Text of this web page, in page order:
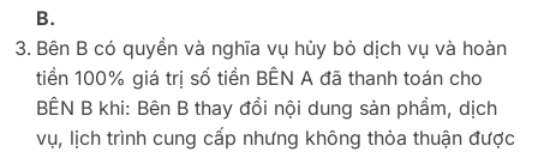
B.
Bên B có quyền và nghĩa vụ hủy bỏ dịch vụ và hoàn
tiền 100% giá trị số tiền BÊN A đã thanh toán cho
BÊN B khi: Bên B thay đổi nội dung sản phẩm, dịch
vụ, lịch trình cung cấp nhưng không thỏa thuận được